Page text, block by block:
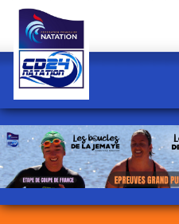
Panneau de gestion des cookies